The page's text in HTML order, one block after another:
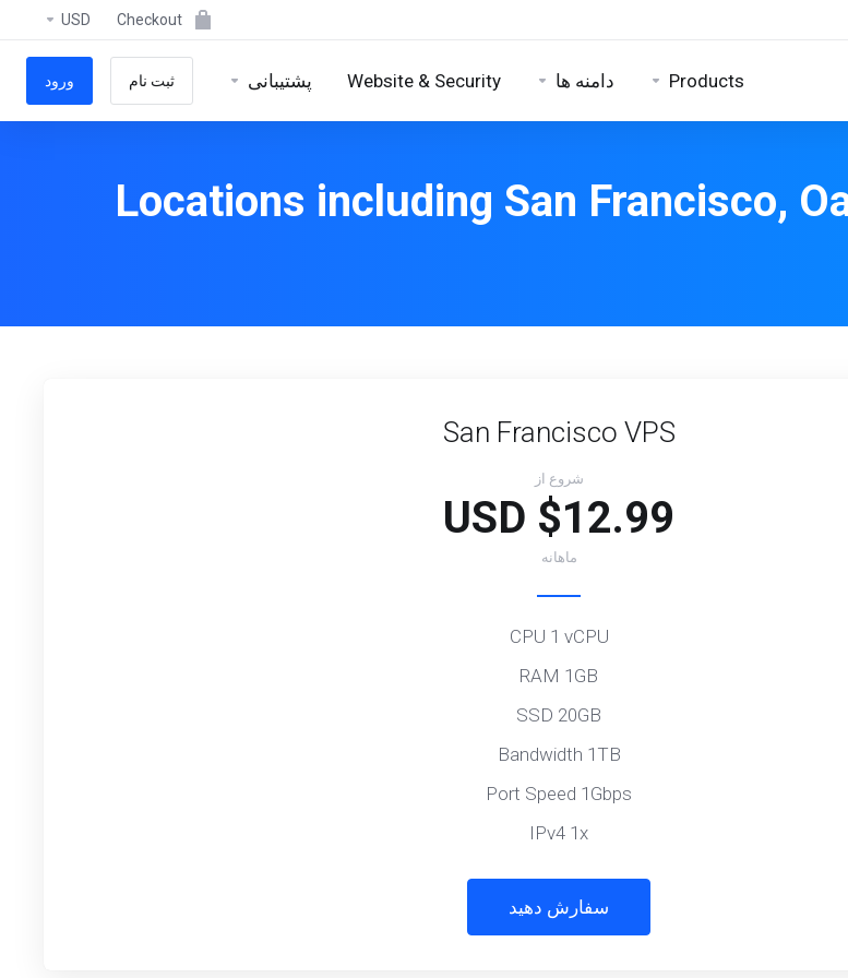
Checkout
USD
Products دامنه ها Website & Security پشتیبانی ثبت نام ورود
Locations including San Francisco,
San Francisco VPS
شروع از
$12.99 USD
ماهانه
CPU 1 vCPU
RAM 1GB
SSD 20GB
Bandwidth 1TB
Port Speed 1Gbps
IPv4 1x
سفارش دهید